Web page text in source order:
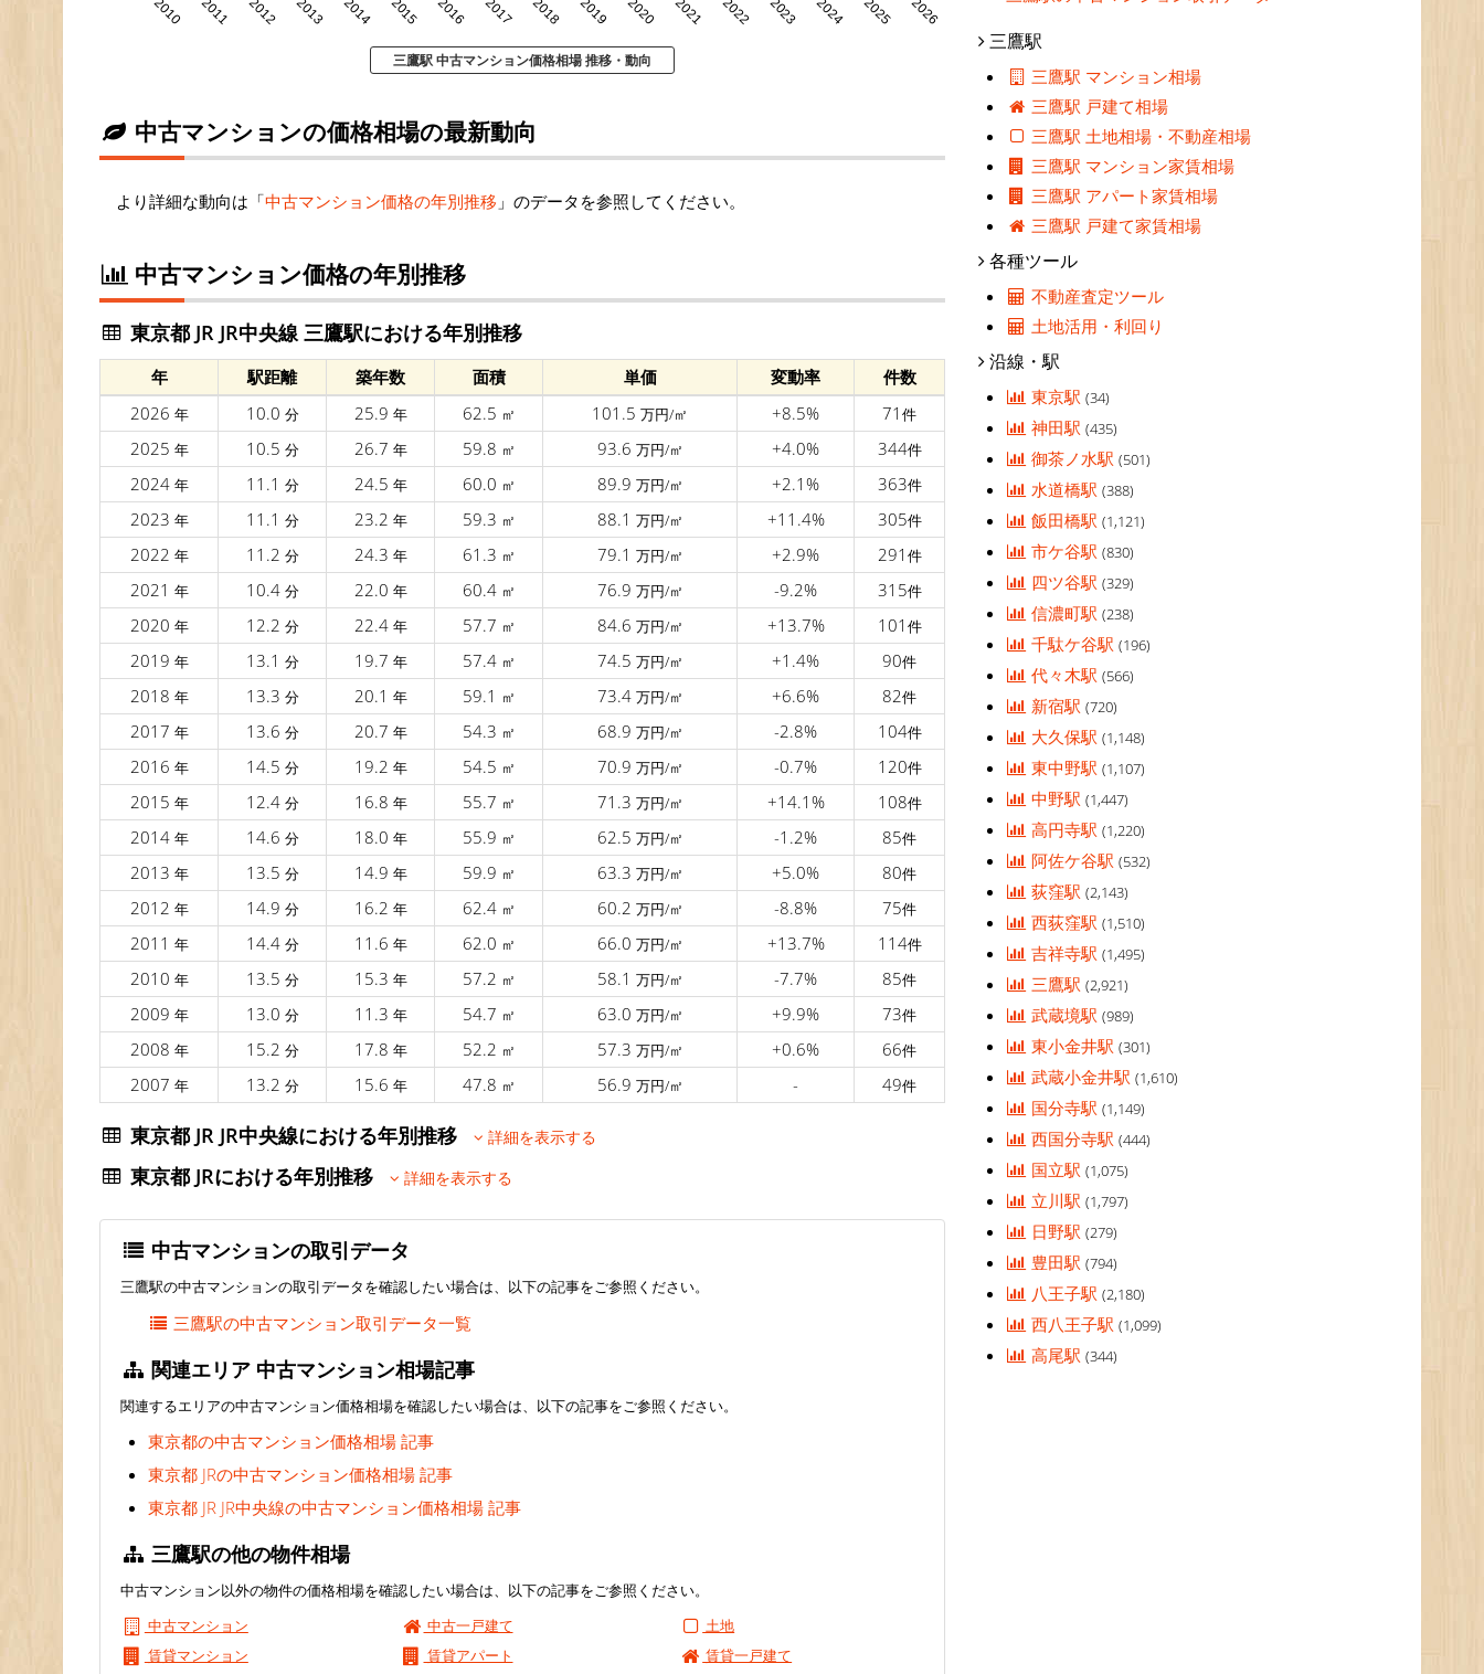
2010 2011 2012 2013 2014 2015 2016 2017 2018 2019 2020 2021 2022 2023 2024 2025 2026
三鷹駅 中古マンション価格相場 推移・動向
中古マンションの価格相場の最新動向
より詳細な動向は「中古マンション価格の年別推移 」のデータを参照してください。
中古マンション価格の年別推移
東京都 JR JR中央線 三鷹駅における年別推移
年 駅距離 築年数 面積 単価 変動率
件数
2026 年 10.0 分 25.9 年 62.5 ㎡ 101.5 万円/㎡ +8.5% 71 件
2025 年 10.5 分 26.7 年 59.8 ㎡ 93.6 万円/㎡ +4.0% 344件
2024 年 11.1 分 24.5 年 60.0 ㎡ 89.9 万円/㎡ +2.1% 363件
2023 年 11.1 分 23.2 年 59.3 ㎡ 88.1 万円/㎡ +11.4% 305件
2022 年 11.2 分 24.3 年 61.3 ㎡ 79.1 万円/㎡ +2.9% 291 件
2021 年 10.4 分 22.0 年 60.4 ㎡ 76.9 万円/㎡ -9.2% 315件
2020 年 12.2 分 22.4 年 57.7 ㎡ 84.6 万円/㎡ +13.7% 101 件
2019 年 13.1 分 19.7 年 57.4 ㎡ 74.5 万円/㎡ +1.4% 90件
2018 年 13.3 分 20.1 年 59.1 ㎡ 73.4 万円/㎡ +6.6% 82件
2017 年 13.6 分 20.7 年 54.3 ㎡ 68.9 万円/㎡ -2.8% 104件
2016 年 14.5 分 19.2 年 54.5 ㎡ 70.9 万円/㎡ -0.7% 120件
2015 年 12.4 分 16.8 年 55.7 ㎡ 71.3 万円/㎡ +14.1% 108件
2014 年 14.6 分 18.0 年 55.9 ㎡ 62.5 万円/㎡ -1.2% 85件
2013 年 13.5 分 14.9 年 59.9 ㎡ 63.3 万円/㎡ +5.0% 80件
2012 年 14.9 分 16.2 年 62.4 ㎡ 60.2 万円/㎡ -8.8% 75件
2011 年 14.4 分 11.6 年 62.0 ㎡ 66.0 万円/㎡ +13.7% 114件
2010 年 13.5 分 15.3 年 57.2 ㎡ 58.1 万円/㎡ -7.7% 85件
2009 年 13.0 分 11.3 年 54.7 ㎡ 63.0 万円/㎡ +9.9% 73件
2008 年 15.2 分 17.8 年 52.2 ㎡ 57.3 万円/㎡ +0.6% 66件
2007 年 13.2 分 15.6 年 47.8 ㎡ 56.9 万円/㎡ - 49件
東京都 JR JR中央線における年別推移 詳細を表示する
東京都 JRにおける年別推移 詳細を表示する
中古マンションの取引データ
三鷹駅の中古マンションの取引データを確認したい場合は、以下の記事をご参照ください。
三鷹駅の中古マンション取引データ一覧
関連エリア 中古マンション相場記事
関連するエリアの中古マンション価格相場を確認したい場合は、以下の記事をご参照ください。
東京都の中古マンション価格相場 記事
東京都 JRの中古マンション価格相場 記事
東京都 JR JR中央線の中古マンション価格相場 記事
三鷹駅の他の物件相場
中古マンション以外の物件の価格相場を確認したい場合は、以下の記事をご参照ください。
中古マンション
中古一戸建て
土地
賃貸マンション
賃貸アパート 賃貸一戸建て
三鷹駅
三鷹駅 マンション相場
三鷹駅 戸建て相場
三鷹駅 土地相場・不動産相場
三鷹駅 マンション家賃相場
三鷹駅 アパート家賃相場
三鷹駅 戸建て家賃相場
各種ツール
不動産査定ツール
土地活用・利回り
沿線・駅
東京駅(34)
神田駅(435)
御茶ノ水駅(501)
水道橋駅(388)
飯田橋駅(1,121)
市ケ谷駅(830)
四ツ谷駅(329)
信濃町駅(238)
千駄ケ谷駅(196)
代々木駅(566)
新宿駅(720)
大久保駅(1,148)
東中野駅(1,107)
中野駅(1,447)
高円寺駅(1,220)
阿佐ケ谷駅(532)
荻窪駅(2,143)
西荻窪駅(1,510)
吉祥寺駅(1,495)
三鷹駅(2,921)
武蔵境駅(989)
東小金井駅(301)
武蔵小金井駅(1,610)
国分寺駅(1,149)
西国分寺駅(444)
国立駅(1,075)
立川駅(1,797)
日野駅(279)
豊田駅(794)
八王子駅(2,180)
西八王子駅(1,099)
高尾駅(344)